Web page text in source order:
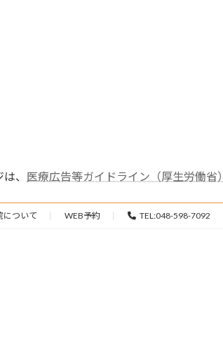
、 医療広告等ガイドライン（厚生労働省）
について WEB予約 TEL:048-598-7092